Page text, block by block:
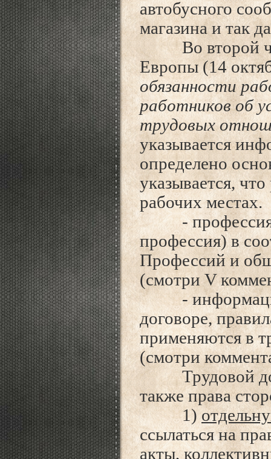
автобусного
магазина и так
Во второй
Европы (14
обязанности
работников об
трудовых
указывается
определено
указывается,
рабочих местах.
- профессия,
профессия) в
Профессий и
(смотри V
- информация
договоре,
применяются в
(смотри
Трудовой
также права
1)
ссылаться на
акты,